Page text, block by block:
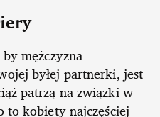
mężczyzna
byłej partnerki, jest
patrzą na związki w
to kobiety najczęściej